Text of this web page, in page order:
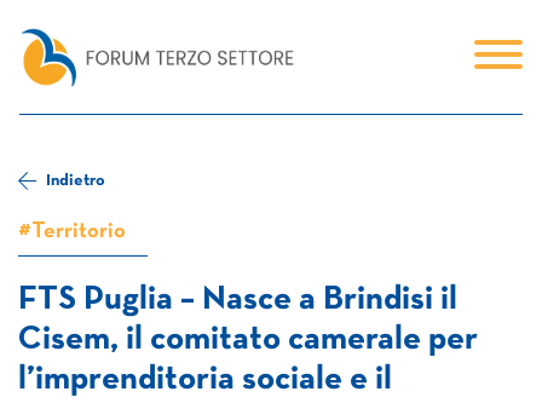
Indietro
#Territorio
FTS Puglia – Nasce a Brindisi il
Cisem, il comitato camerale per
l’imprenditoria sociale e il